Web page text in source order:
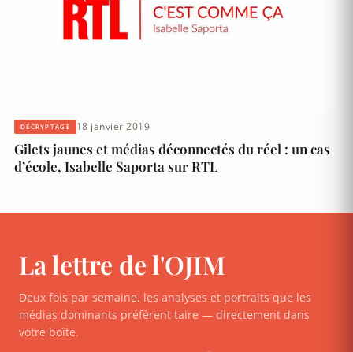
DÉCRYPTAGE 18 janvier 2019
Gilets jaunes et médias déconnectés du réel : un cas
d’école, Isabelle Saporta sur RTL
La lettre de l'OJIM
Deux fois par semaine, les analyses et portraits que les
médias dominants préfèrent taire — directement dans
votre boîte.